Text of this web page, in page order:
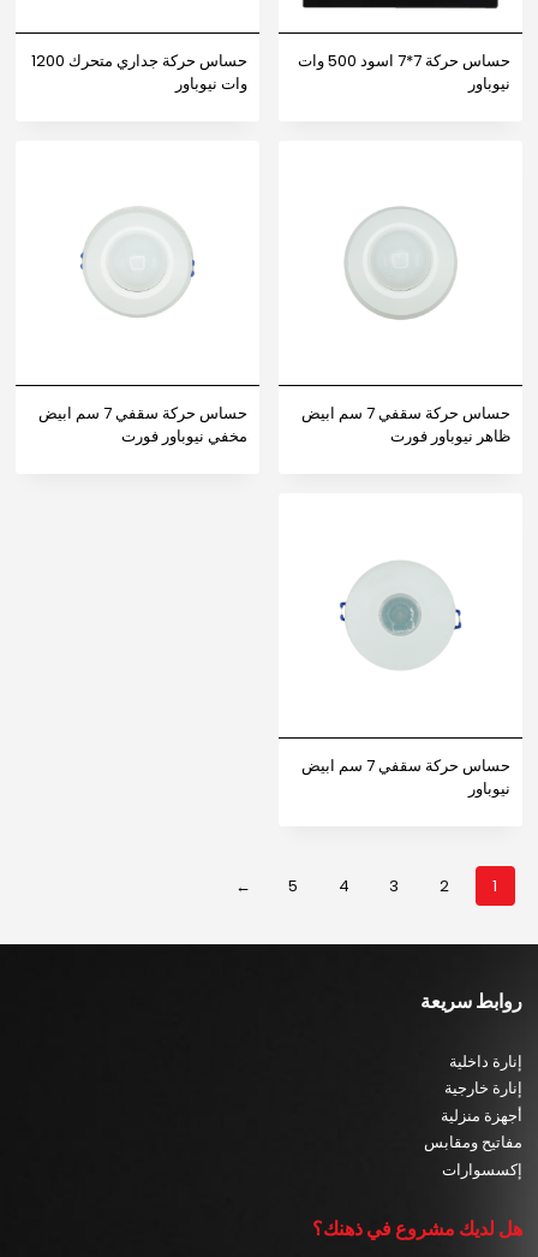
حساس حركة 7*7 اسود 500 وات
نيوباور
حساس حركة جداري متحرك 1200
وات نيوباور
حساس حركة سقفي 7 سم ابيض
ظاهر نيوباور فورت
حساس حركة سقفي 7 سم ابيض
مخفي نيوباور فورت
حساس حركة سقفي 7 سم ابيض
نيوباور
1
2
3
4
5
←
روابط سريعة
إنارة داخلية
إنارة خارجية
أجهزة منزلية
مفاتيح ومقابس
إكسسوارات
هل لديك مشروع في ذهنك؟